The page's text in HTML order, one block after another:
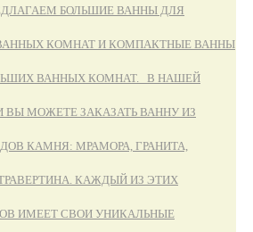
БОЛЬШИЕ ВАННЫ ДЛЯ
КОМНАТ И КОМПАКТНЫЕ ВАННЫ
ВАННЫХ КОМНАТ. В НАШЕЙ
МОЖЕТЕ ЗАКАЗАТЬ ВАННУ ИЗ
КАМНЯ: МРАМОРА, ГРАНИТА,
КАЖДЫЙ ИЗ ЭТИХ
ИМЕЕТ СВОИ УНИКАЛЬНЫЕ